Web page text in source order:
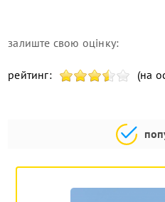
залиште свою оцінку:
рейтинг: (на